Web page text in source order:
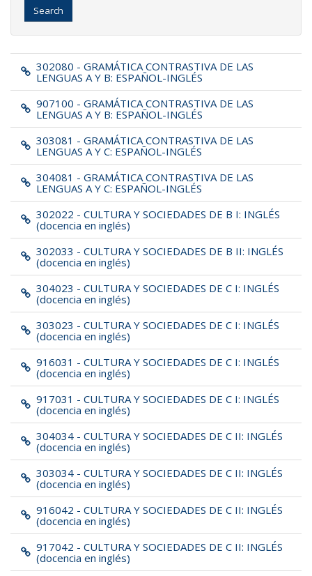
Search
302080 - GRAMÁTICA CONTRASTIVA DE LAS
LENGUAS A Y B: ESPAÑOL-INGLÉS
907100 - GRAMÁTICA CONTRASTIVA DE LAS
LENGUAS A Y B: ESPAÑOL-INGLÉS
303081 - GRAMÁTICA CONTRASTIVA DE LAS
LENGUAS A Y C: ESPAÑOL-INGLÉS
304081 - GRAMÁTICA CONTRASTIVA DE LAS
LENGUAS A Y C: ESPAÑOL-INGLÉS
302022 - CULTURA Y SOCIEDADES DE B I: INGLÉS
(docencia en inglés)
302033 - CULTURA Y SOCIEDADES DE B II: INGLÉS
(docencia en inglés)
304023 - CULTURA Y SOCIEDADES DE C I: INGLÉS
(docencia en inglés)
303023 - CULTURA Y SOCIEDADES DE C I: INGLÉS
(docencia en inglés)
916031 - CULTURA Y SOCIEDADES DE C I: INGLÉS
(docencia en inglés)
917031 - CULTURA Y SOCIEDADES DE C I: INGLÉS
(docencia en inglés)
304034 - CULTURA Y SOCIEDADES DE C II: INGLÉS
(docencia en inglés)
303034 - CULTURA Y SOCIEDADES DE C II: INGLÉS
(docencia en inglés)
916042 - CULTURA Y SOCIEDADES DE C II: INGLÉS
(docencia en inglés)
917042 - CULTURA Y SOCIEDADES DE C II: INGLÉS
(docencia en inglés)